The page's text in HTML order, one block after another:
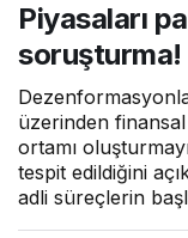
Piyasaları
soruşturma!
üzerinden
ortamı
tespit edildiğini
adli süreçlerin